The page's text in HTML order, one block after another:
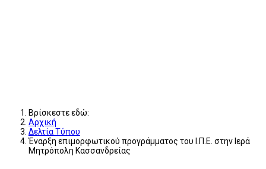
Βρίσκεστε εδώ:
Αρχική
Δελτία Τύπου
Έναρξη επιμορφωτικού προγράμματος του Ι.Π.Ε. στην Ιερά
Μητρόπολη Κασσανδρείας